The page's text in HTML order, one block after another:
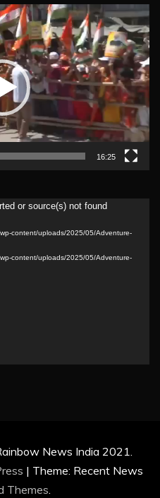
16:25
or source(s) not found
content/uploads/2025/05/Adventure-
content/uploads/2025/05/Adventure-
News India 2021.
| Theme: Recent News
Themes.